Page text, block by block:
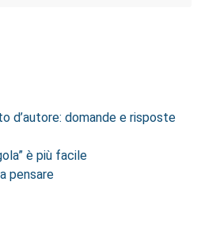
d’autore: domande e risposte
è più facile
pensare